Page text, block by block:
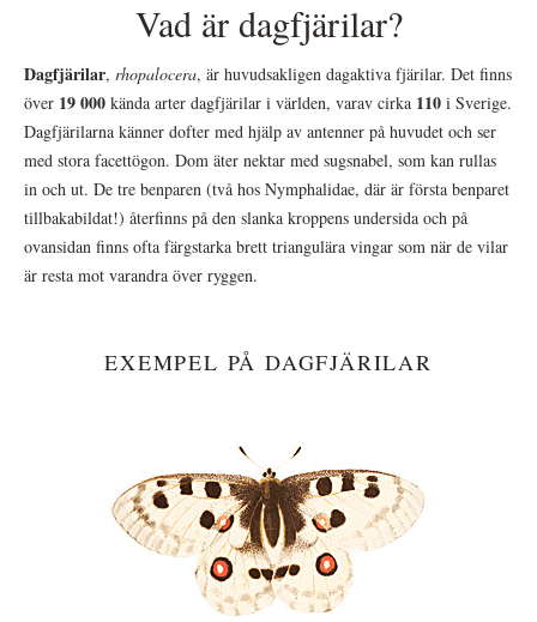
Vad är dagfjärilar?
Dagfjärilar, rhopalocera, är huvudsakligen dagaktiva fjärilar. Det finns
över 19 000 kända arter dagfjärilar i världen, varav cirka 110 i Sverige.
Dagfjärilarna känner dofter med hjälp av antenner på huvudet och ser
med stora facettögon. Dom äter nektar med sugsnabel, som kan rullas
in och ut. De tre benparen (två hos Nymphalidae, där är första benparet
tillbakabildat!) återfinns på den slanka kroppens undersida och på
ovansidan finns ofta färgstarka brett triangulära vingar som när de vilar
är resta mot varandra över ryggen.
EXEMPEL PÅ DAGFJÄRILAR